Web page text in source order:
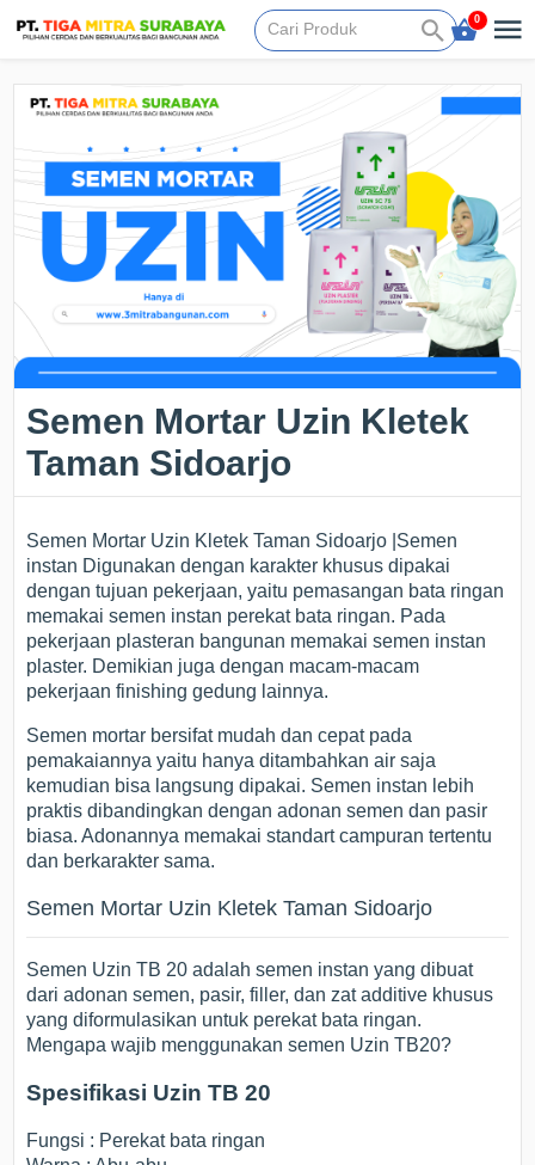
0
Semen Mortar Uzin Kletek
Taman Sidoarjo
Semen Mortar Uzin Kletek Taman Sidoarjo |Semen
instan Digunakan dengan karakter khusus dipakai
dengan tujuan pekerjaan, yaitu pemasangan bata ringan
memakai semen instan perekat bata ringan. Pada
pekerjaan plasteran bangunan memakai semen instan
plaster. Demikian juga dengan macam-macam
pekerjaan finishing gedung lainnya.
Semen mortar bersifat mudah dan cepat pada
pemakaiannya yaitu hanya ditambahkan air saja
kemudian bisa langsung dipakai. Semen instan lebih
praktis dibandingkan dengan adonan semen dan pasir
biasa. Adonannya memakai standart campuran tertentu
dan berkarakter sama.
Semen Mortar Uzin Kletek Taman Sidoarjo
Semen Uzin TB 20 adalah semen instan yang dibuat
dari adonan semen, pasir, filler, dan zat additive khusus
yang diformulasikan untuk perekat bata ringan.
Mengapa wajib menggunakan semen Uzin TB20?
Spesifikasi Uzin TB 20
Fungsi : Perekat bata ringan